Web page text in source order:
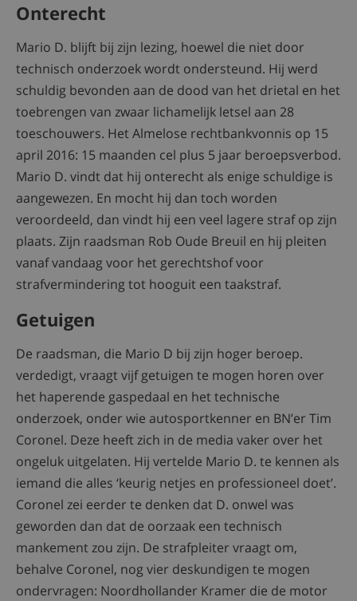
Onterecht
Mario D. blijft bij zijn lezing, hoewel die niet door
technisch onderzoek wordt ondersteund. Hij werd
schuldig bevonden aan de dood van het drietal en het
toebrengen van zwaar lichamelijk letsel aan 28
toeschouwers. Het Almelose rechtbankvonnis op 15
april 2016: 15 maanden cel plus 5 jaar beroepsverbod.
Mario D. vindt dat hij onterecht als enige schuldige is
aangewezen. En mocht hij dan toch worden
veroordeeld, dan vindt hij een veel lagere straf op zijn
plaats. Zijn raadsman Rob Oude Breuil en hij pleiten
vanaf vandaag voor het gerechtshof voor
strafvermindering tot hooguit een taakstraf.
Getuigen
De raadsman, die Mario D bij zijn hoger beroep.
verdedigt, vraagt vijf getuigen te mogen horen over
het haperende gaspedaal en het technische
onderzoek, onder wie autosportkenner en BN’er Tim
Coronel. Deze heeft zich in de media vaker over het
ongeluk uitgelaten. Hij vertelde Mario D. te kennen als
iemand die alles ‘keurig netjes en professioneel doet’.
Coronel zei eerder te denken dat D. onwel was
geworden dan dat de oorzaak een technisch
mankement zou zijn. De strafpleiter vraagt om,
behalve Coronel, nog vier deskundigen te mogen
ondervragen: Noordhollander Kramer die de motor